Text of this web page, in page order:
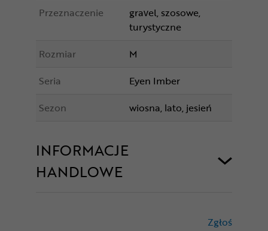
Przeznaczenie
gravel, szosowe,
turystyczne
Rozmiar
M
Seria
Eyen Imber
Sezon
wiosna, lato, jesień
INFORMACJE
HANDLOWE
Zgłoś